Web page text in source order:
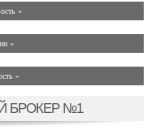
«
«
»
БРОКЕР №1